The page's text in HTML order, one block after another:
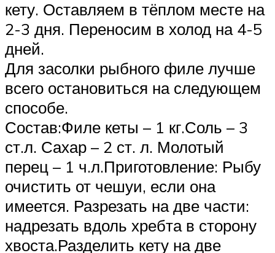
кету. Оставляем в тёплом месте на
2-3 дня. Переносим в холод на 4-5
дней.
Для засолки рыбного филе лучше
всего остановиться на следующем
способе.
Состав:Филе кеты – 1 кг.Соль – 3
ст.л. Сахар – 2 ст. л. Молотый
перец – 1 ч.л.Приготовление: Рыбу
очистить от чешуи, если она
имеется. Разрезать на две части:
надрезать вдоль хребта в сторону
хвоста.Разделить кету на две